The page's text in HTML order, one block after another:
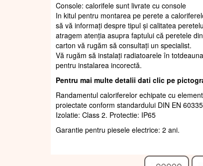
Console: calorifele sunt livrate cu console
In kitul pentru montarea pe perete a
să vă informați despre tipul și calitatea
atragem atenția asupra faptului că peretele
carton vă rugăm să consultați un specialist.
Vă rugăm să instalați radiatoarele în
pentru instalarea incorectă.
Pentru mai multe detalii dati clic pe
Randamentul caloriferelor echipate cu
proiectate conform standardului DIN EN
Izolatie: Class 2. Protectie: IP65
Garantie pentru piesele electrice: 2 ani.